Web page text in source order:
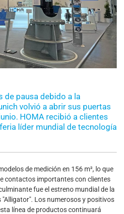
de pausa debido a la
volvió a abrir sus puertas
HOMA recibió a clientes
líder mundial de tecnología
de medición en 156 m², lo que
contactos importantes con clientes
fue el estreno mundial de la
Los numerosos y positivos
línea de productos continuará